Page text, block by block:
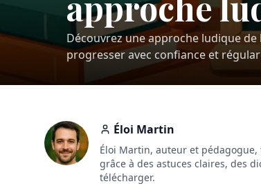
Découvrez une approche ludique
progresser avec confiance et
Éloi Martin
Éloi Martin, auteur et
grâce à des astuces claires, des
télécharger.